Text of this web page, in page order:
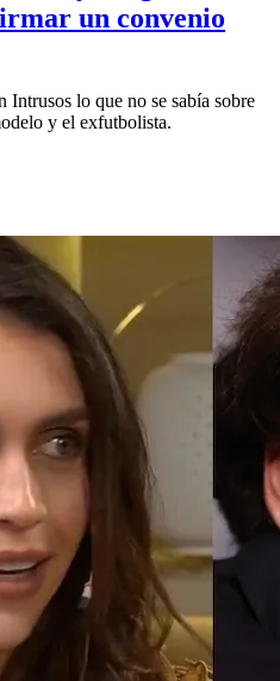
un convenio
lo que no se sabía sobre
y el exfutbolista.